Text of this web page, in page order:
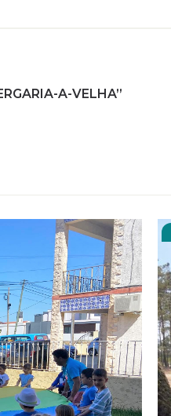
A-VELHA”